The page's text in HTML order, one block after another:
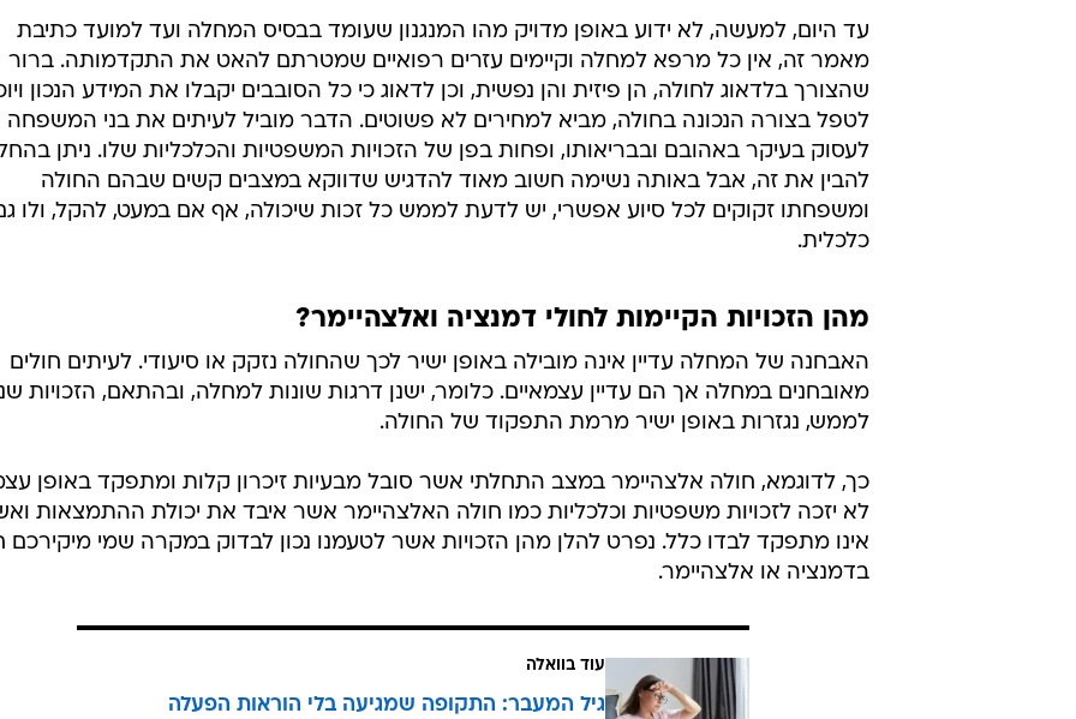
עד היום, למעשה, לא ידוע באופן מדויק מהו המנגנון שעומד בבסיס המחלה ועד למועד כתיבת
מאמר זה, אין כל מרפא למחלה וקיימים עזרים רפואיים שמטרתם להאט את התקדמותה. ברור
שהצורך בלדאוג לחולה, הן פיזית והן נפשית, וכן לדאוג כי כל הסובבים יקבלו את המידע הנכון
לטפל בצורה הנכונה בחולה, מביא למחירים לא פשוטים. הדבר מוביל לעיתים את בני המשפחה
לעסוק בעיקר באהובם ובבריאותו, ופחות בפן של הזכויות המשפטיות והכלכליות שלו. ניתן
להבין את זה, אבל באותה נשימה חשוב מאוד להדגיש שדווקא במצבים קשים שבהם החולה
ומשפחתו זקוקים לכל סיוע אפשרי, יש לדעת לממש כל זכות שיכולה, אף אם במעט, להקל, ולו
כלכלית.
מהן הזכויות הקיימות לחולי דמנציה ואלצהיימר?
האבחנה של המחלה עדיין אינה מובילה באופן ישיר לכך שהחולה נזקק או סיעודי. לעיתים חולים
מאובחנים במחלה אך הם עדיין עצמאיים. כלומר, ישנן דרגות שונות למחלה, ובהתאם, הזכויות
לממש, נגזרות באופן ישיר מרמת התפקוד של החולה.
כך, לדוגמא, חולה אלצהיימר במצב התחלתי אשר סובל מבעיות זיכרון קלות ומתפקד באופן
לא יזכה לזכויות משפטיות וכלכליות כמו חולה האלצהיימר אשר איבד את יכולת ההתמצאות
אינו מתפקד לבדו כלל. נפרט להלן מהן הזכויות אשר לטעמנו נכון לבדוק במקרה שמי מיקירכם
בדמנציה או אלצהיימר.
עוד בוואלה
גיל המעבר: התקופה שמגיעה בלי הוראות הפעלה